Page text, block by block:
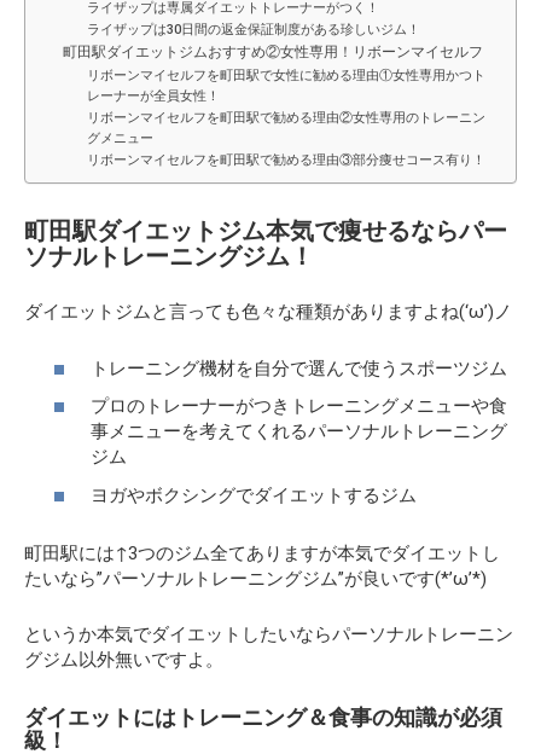
ライザップは専属ダイエットトレーナーがつく！
ライザップは30日間の返金保証制度がある珍しいジム！
町田駅ダイエットジムおすすめ②女性専用！リボーンマイセルフ
リボーンマイセルフを町田駅で女性に勧める理由①女性専用かつト
レーナーが全員女性！
リボーンマイセルフを町田駅で勧める理由②女性専用のトレーニン
グメニュー
リボーンマイセルフを町田駅で勧める理由③部分痩せコース有り！
町田駅ダイエットジム本気で痩せるならパー
ソナルトレーニングジム！
ダイエットジムと言っても色々な種類がありますよね(‘ω’)ノ
トレーニング機材を自分で選んで使うスポーツジム
プロのトレーナーがつきトレーニングメニューや食
事メニューを考えてくれるパーソナルトレーニング
ジム
ヨガやボクシングでダイエットするジム
町田駅には↑3つのジム全てありますが本気でダイエットし
たいなら”パーソナルトレーニングジム”が良いです(*’ω’*)
というか本気でダイエットしたいならパーソナルトレーニン
グジム以外無いですよ。
ダイエットにはトレーニング＆食事の知識が必須
級！